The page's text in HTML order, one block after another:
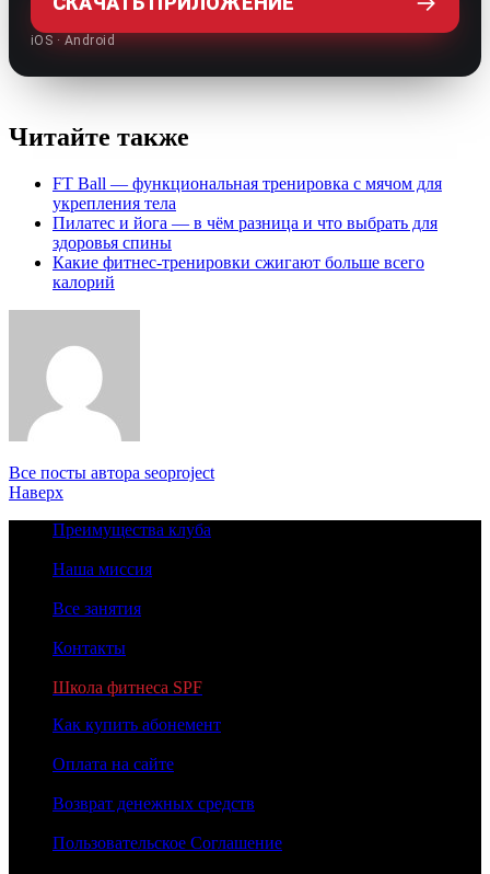
iOS · Android
Читайте также
FT Ball — функциональная тренировка с мячом для
укрепления тела
Пилатес и йога — в чём разница и что выбрать для
здоровья спины
Какие фитнес-тренировки сжигают больше всего
калорий
Все посты автора seoproject
Наверх
Преимущества клуба
Наша миссия
Все занятия
Контакты
Школа фитнеса SPF
Как купить абонемент
Оплата на сайте
Возврат денежных средств
Пользовательское Соглашение